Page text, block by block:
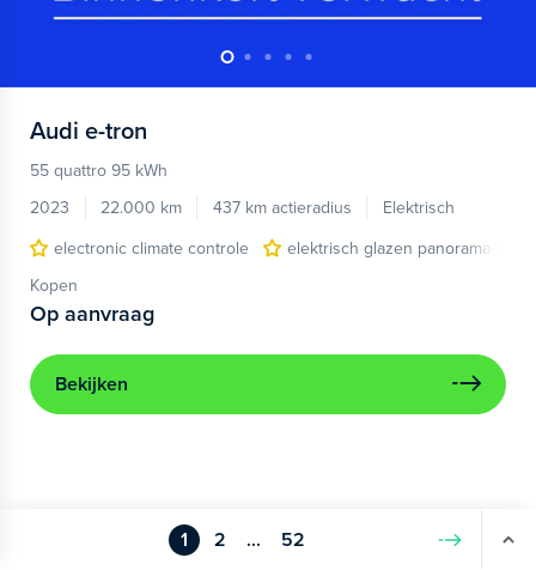
Audi e-tron
55 quattro 95 kWh
2023
22.000 km 437 km actieradius
Elektrisch
electronic climate controle
elektrisch glazen panorama-dak
Kopen
Op aanvraag
Bekijken
1 2 ... 52 Volgende